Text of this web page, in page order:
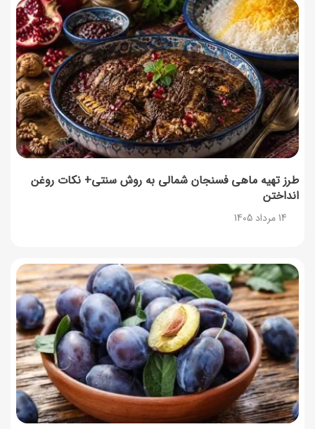
طرز تهیه ماهی فسنجان شمالی به روش سنتی+ نکات روغن
انداختن
14 مرداد 1405